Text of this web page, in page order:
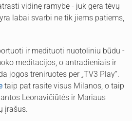
vidinę ramybę - juk gera tėvų
labai svarbi ne tik jiems patiems,
ir medituoti nuotoliniu būdu -
meditacijos, o antradieniais ir
jogos treniruotes per „TV3 Play“.
taip pat rasite visus Milanos, o taip
Leonavičiūtės ir Mariaus
įrašus.